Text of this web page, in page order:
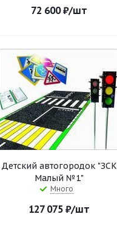
72 600₽/шт
Детский автогородок "ЗСК
Малый №1"
Много
127 075 ₽/шт